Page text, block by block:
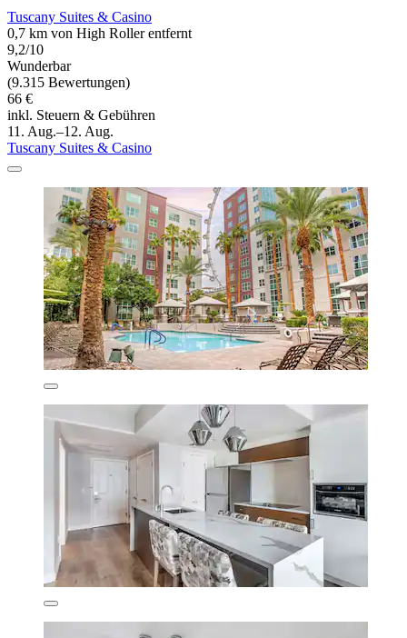
Tuscany Suites & Casino
0,7 km von High Roller entfernt
9,2/10
Wunderbar
(9.315 Bewertungen)
66 €
inkl. Steuern & Gebühren
11. Aug.–12. Aug.
Tuscany Suites & Casino